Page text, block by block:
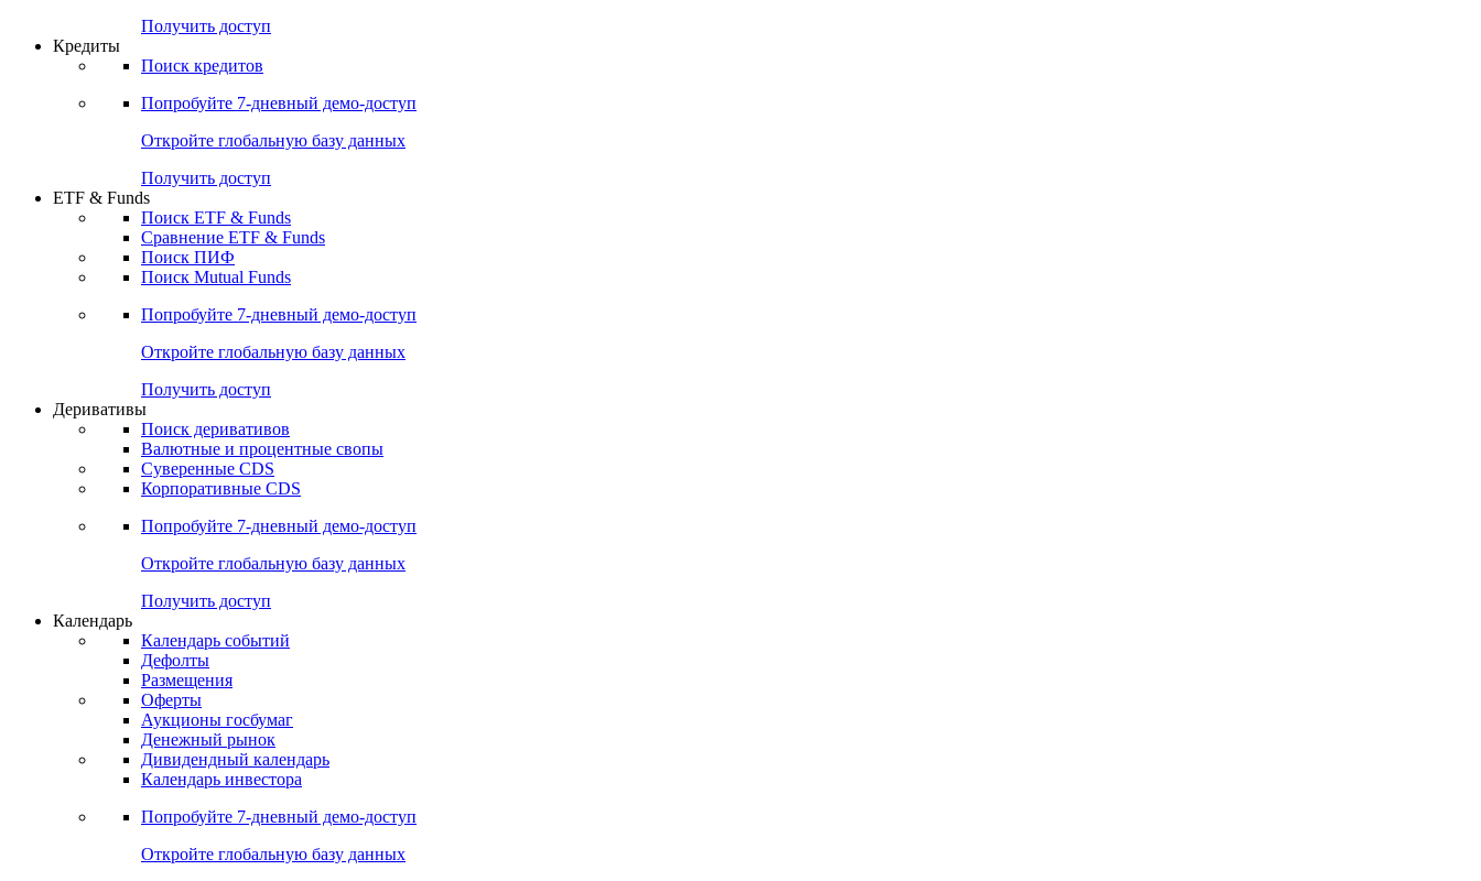
Получить доступ
Кредиты
Поиск кредитов
Попробуйте 7-дневный демо-доступ
Откройте глобальную базу данных
Получить доступ
ETF & Funds
Поиск ETF & Funds
Сравнение ETF & Funds
Поиск ПИФ
Поиск Mutual Funds
Попробуйте 7-дневный демо-доступ
Откройте глобальную базу данных
Получить доступ
Деривативы
Поиск деривативов
Валютные и процентные свопы
Суверенные CDS
Корпоративные CDS
Попробуйте 7-дневный демо-доступ
Откройте глобальную базу данных
Получить доступ
Календарь
Календарь событий
Дефолты
Размещения
Оферты
Аукционы госбумаг
Денежный рынок
Дивидендный календарь
Календарь инвестора
Попробуйте 7-дневный демо-доступ
Откройте глобальную базу данных